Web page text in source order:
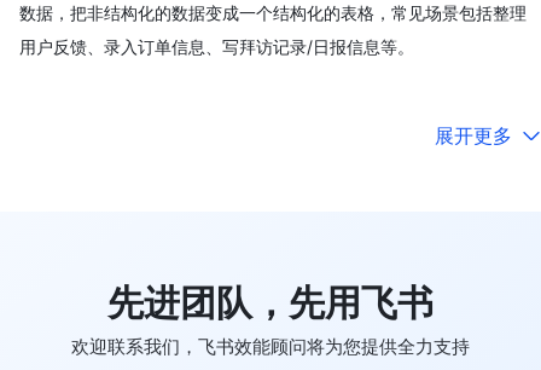
数据，把非结构化的数据变成一个结构化的表格，常见场景包括整理
用户反馈、录入订单信息、写拜访记录/日报信息等。
展开更多
先进团队，先用飞书
欢迎联系我们，飞书效能顾问将为您提供全力支持